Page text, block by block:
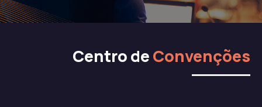
Centro deConvenções